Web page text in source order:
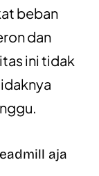
beban
dan
ini tidak
aja